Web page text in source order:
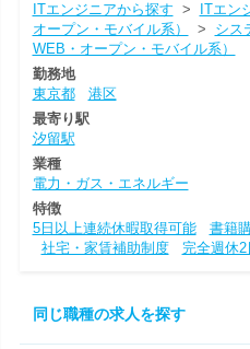
ITエンジニアから探す > ITエン
オープン・モバイル系）
> シス
WEB・オープン・モバイル系）
勤務地
東京都
港区
最寄り駅
汐留駅
業種
電力・ガス・エネルギー
特徴
5日以上連続休暇取得可能
書籍
社宅・家賃補助制度
完全週休2
同じ職種の求人を探す